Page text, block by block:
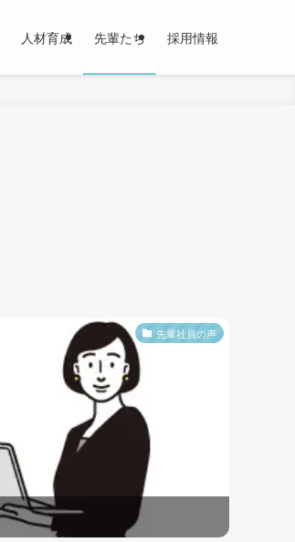
人材育成 先輩たち 採用情報
先輩社員の声